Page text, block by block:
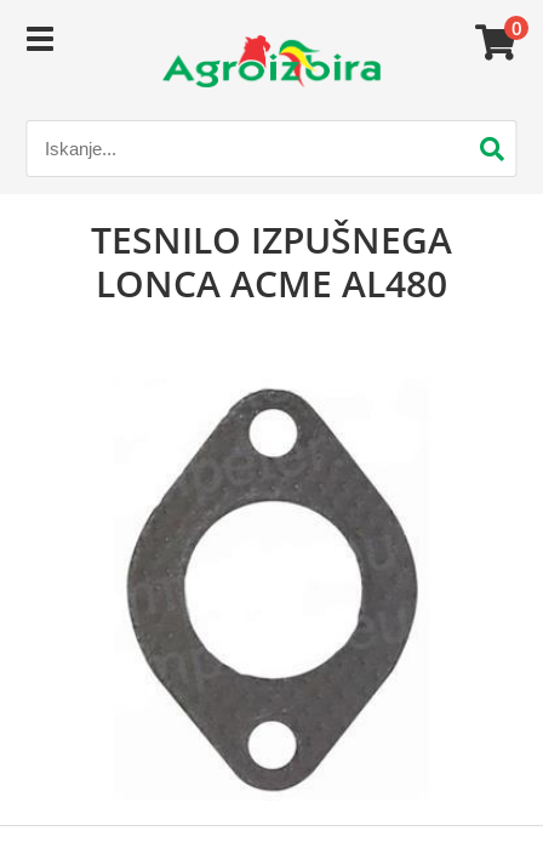
0
TESNILO IZPUŠNEGA
LONCA ACME AL480